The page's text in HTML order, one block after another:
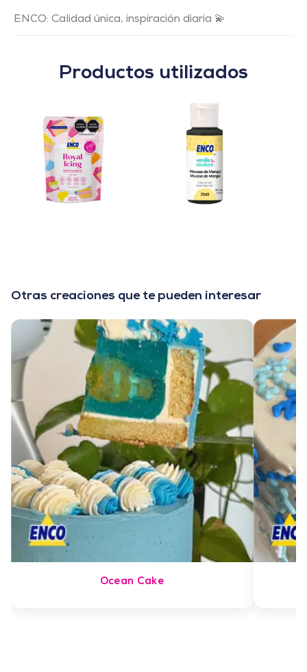
ENCO: Calidad única, inspiración diaria 💫
Productos utilizados
Otras creaciones que te pueden interesar
Ocean Cake